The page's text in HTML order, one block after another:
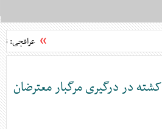
عراقچی: توافق با
کشمیر شعله‌ور شد؛ ۷ کشته در درگیری مرگبار معترضان